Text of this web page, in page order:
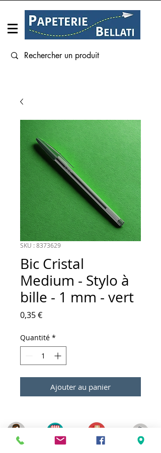
SKU : 8373629
Bic Cristal
Medium - Stylo à
bille - 1 mm - vert
0,35 €Prix
Quantité *
Ajouter au panier
Service client
Paiement sécurisé
Click & Collect 2H
Livraison gratuite